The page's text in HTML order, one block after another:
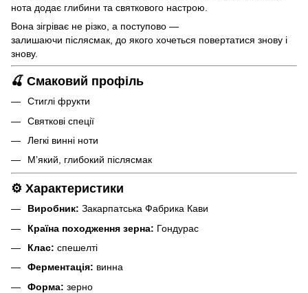
нота додає глибини та святкового настрою.
Вона зігріває не різко, а поступово —
залишаючи післясмак, до якого хочеться повертатися знову і
знову.
🍒 Смаковий профіль
Стиглі фрукти
Святкові спеції
Легкі винні ноти
Мʼякий, глибокий післясмак
⚙️ Характеристики
Виробник: Закарпатська Фабрика Кави
Країна походження зерна: Гондурас
Клас: спешелті
Ферментація: винна
Форма: зерно